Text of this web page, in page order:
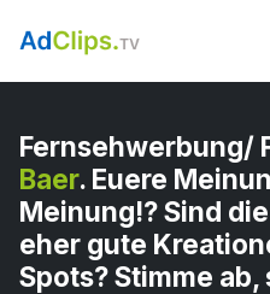
Fernsehwerbung/
Baer. Euere
Meinung!? Sind
eher gute
Spots? Stimme